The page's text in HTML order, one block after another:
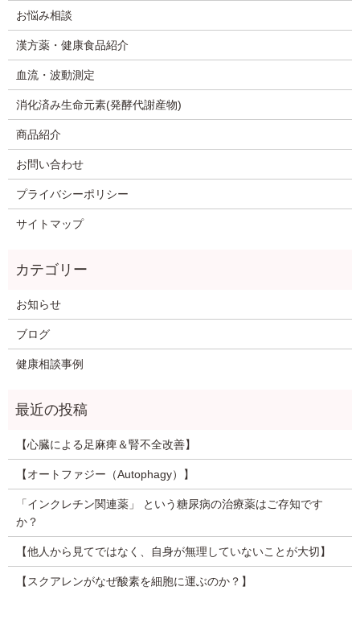
お悩み相談
漢方薬・健康食品紹介
血流・波動測定
消化済み生命元素(発酵代謝産物)
商品紹介
お問い合わせ
プライバシーポリシー
サイトマップ
お知らせ
ブログ
健康相談事例
【心臓による足麻痺＆腎不全改善】
【オートファジー（Autophagy）】
「インクレチン関連薬」 という糖尿病の治療薬はご存知です
か？
【他人から見てではなく、自身が無理していないことが大切】
【スクアレンがなぜ酸素を細胞に運ぶのか？】